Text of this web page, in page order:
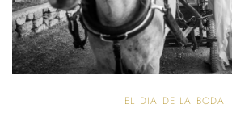
EL DIA DE LA BODA